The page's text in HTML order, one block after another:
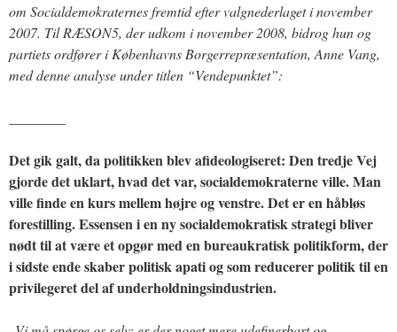
om Socialdemokraternes fremtid efter valgnederlaget i november
2007. Til RÆSON5, der udkom i november 2008, bidrog hun og
partiets ordfører i Københavns Borgerrepræsentation, Anne Vang,
med denne analyse under titlen “Vendepunktet”:
Det gik galt, da politikken blev afideologiseret: Den tredje Vej
gjorde det uklart, hvad det var, socialdemokraterne ville. Man
ville finde en kurs mellem højre og venstre. Det er en håbløs
forestilling. Essensen i en ny socialdemokratisk strategi bliver
nødt til at være et opgør med en bureaukratisk politikform, der
i sidste ende skaber politisk apati og som reducerer politik til en
privilegeret del af underholdningsindustrien.